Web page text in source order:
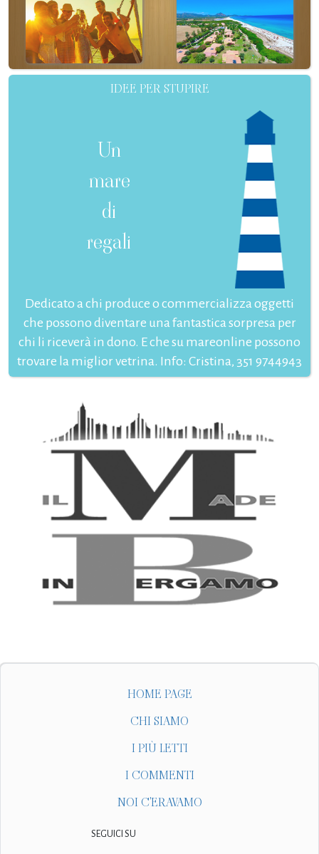
IDEE PER STUPIRE
Un
mare
di
regali
Dedicato a chi produce o commercializza oggetti
che possono diventare una fantastica sorpresa per
chi li riceverà in dono. E che su mareonline possono
trovare la miglior vetrina. Info: Cristina, 351 9744943
HOME PAGE
CHI SIAMO
I PIÙ LETTI
I COMMENTI
NOI C'ERAVAMO
SEGUICI SU